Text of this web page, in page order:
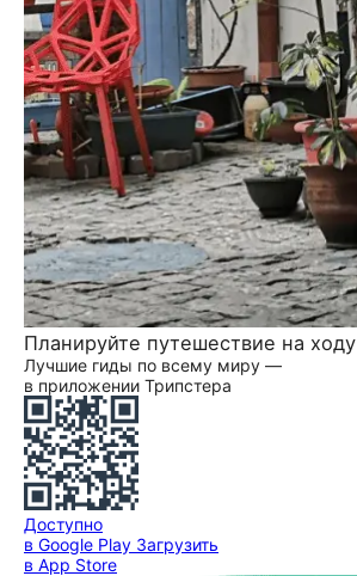
Планируйте путешествие на ходу
Лучшие гиды по всему миру —
в приложении Трипстера
Доступно
в Google Play Загрузить
в App Store